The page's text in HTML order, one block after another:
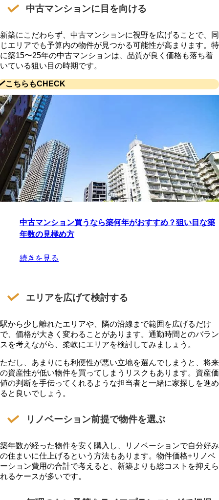
中古マンションに目を向ける
新築にこだわらず、中古マンションに視野を広げることで、同
じエリアでも予算内の物件が見つかる可能性が高まります。特
に築15〜25年の中古マンションは、品質が良く価格も落ち着
いている狙い目の時期です。
こちらもCHECK
中古マンション買うなら築何年がおすすめ？狙い目な築
年数の見極め方
続きを見る
エリアを広げて検討する
駅から少し離れたエリアや、隣の沿線まで範囲を広げるだけ
で、価格が大きく変わることがあります。通勤時間とのバラン
スを考えながら、柔軟にエリアを検討してみましょう。
ただし、あまりにも利便性が悪い立地を選んでしまうと、将来
の資産性が低い物件を買ってしまうリスクもあります。資産価
値の判断を手伝ってくれるような担当者と一緒に家探しを進め
ると良いでしょう。
リノベーション前提で物件を選ぶ
築年数が経った物件を安く購入し、リノベーションで自分好み
の住まいに仕上げるという方法もあります。物件価格+リノベ
ーション費用の合計で考えると、新築よりも総コストを抑えら
れるケースが多いです。